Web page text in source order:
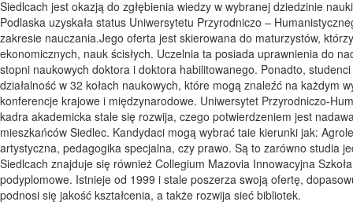
Siedlcach jest okazją do zgłębienia wiedzy w wybranej dziedzinie
Podlaska uzyskała status Uniwersytetu Przyrodniczo –
zakresie nauczania.Jego oferta jest skierowana do maturzystów,
ekonomicznych, nauk ścisłych. Uczelnia ta posiada uprawnienia do
stopni naukowych doktora i doktora habilitowanego. Ponadto,
działalność w 32 kołach naukowych, które mogą znaleźć na
konferencje krajowe i międzynarodowe. Uniwersytet Przyrodniczo-
kadra akademicka stale się rozwija, czego potwierdzeniem jest
mieszkańców Siedlec. Kandydaci mogą wybrać taie kierunki jak:
artystyczna, pedagogika specjalna, czy prawo. Są to zarówno studia
Siedlcach znajduje się również Collegium Mazovia Innowacyjna
podyplomowe. Istnieje od 1999 i stale poszerza swoją ofertę,
podnosi się jakość kształcenia, a także rozwija sieć bibliotek.